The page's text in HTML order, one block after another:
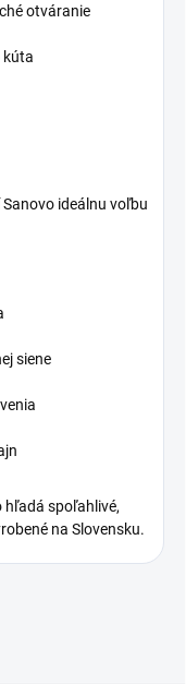
otváranie
kúta
ideálnu voľbu
siene
hľadá spoľahlivé,
na Slovensku.